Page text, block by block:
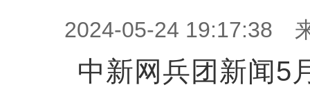
2024-05-24 19:17:38
中新网兵团新闻5